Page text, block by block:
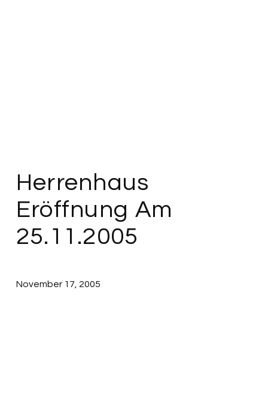
Herrenhaus
Eröffnung Am
25.11.2005
November 17, 2005